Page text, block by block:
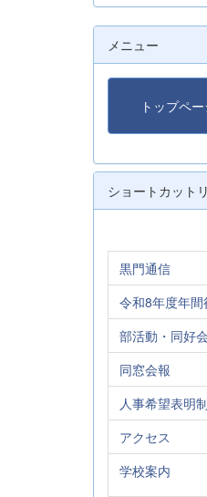
メニュー
トップペ
ショートカット
黒門通信
令和8年度年間
部活動・同好会
同窓会報
人事希望表明
アクセス
学校案内